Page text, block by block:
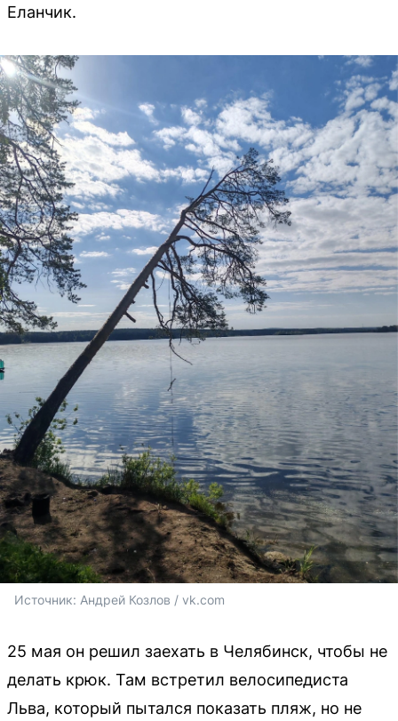
Еланчик.
Источник: Андрей Козлов / vk.com
25 мая он решил заехать в Челябинск, чтобы не
делать крюк. Там встретил велосипедиста
Льва, который пытался показать пляж, но не